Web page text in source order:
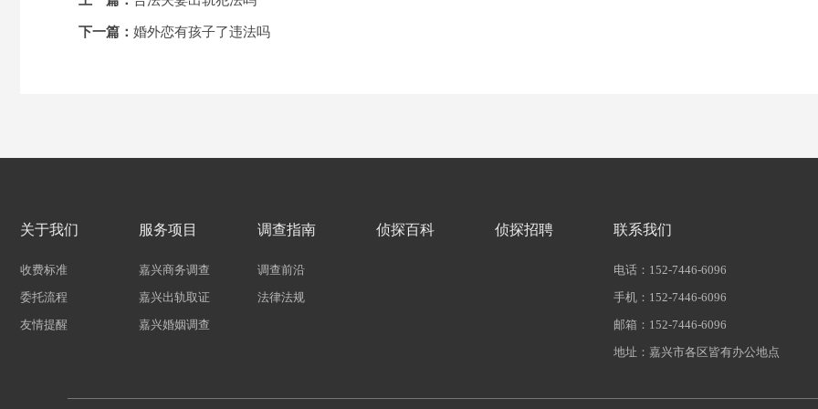
下一篇：婚外恋有孩子了违法吗
关于我们
收费标准
委托流程
友情提醒
服务项目
嘉兴商务调查
嘉兴出轨取证
嘉兴婚姻调查
调查指南
调查前沿
法律法规
侦探百科 侦探招聘 联系我们
电话：152-7446-6096
手机：152-7446-6096
邮箱：152-7446-6096
地址：嘉兴市各区皆有办公地点